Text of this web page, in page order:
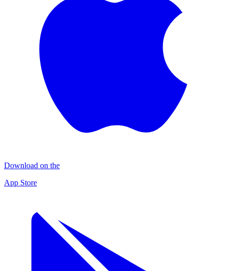
Download on the
App Store